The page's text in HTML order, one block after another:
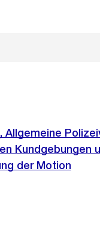
Kundgebungen
der Motion